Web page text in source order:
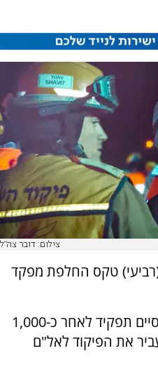
צילום: דובר צה"ל
טקס החלפת מפקד
אל"ם (מיל') שמוליק יחזקאל סיים תפקיד לאחר כ-1,000
את הפיקוד לאל"ם